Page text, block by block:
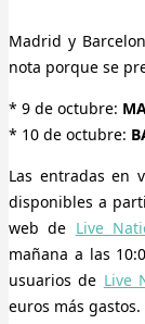
Madrid y
nota porque se
* 9 de octubre:
* 10 de octubre:
Las entradas en
disponibles a
web de Live
mañana a las
usuarios de Live
euros más gastos.